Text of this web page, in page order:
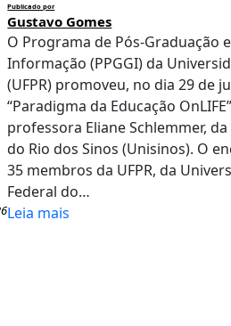
Publicado por
Gustavo Gomes
O Programa de Pós-Graduação
Informação (PPGGI) da
(UFPR) promoveu, no dia 29 de
“Paradigma da Educação
professora Eliane Schlemmer,
do Rio dos Sinos (Unisinos). O
35 membros da UFPR, da
Federal do…
Leia mais